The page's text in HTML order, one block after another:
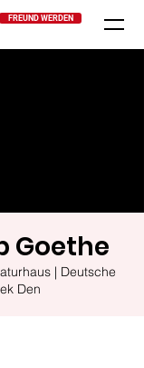
FREUND WERDEN
Goethe
| Deutsche
Den